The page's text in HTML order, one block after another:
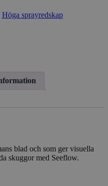
Höga sprayredskap
blad och som ger visuella
skuggor med Seeflow.